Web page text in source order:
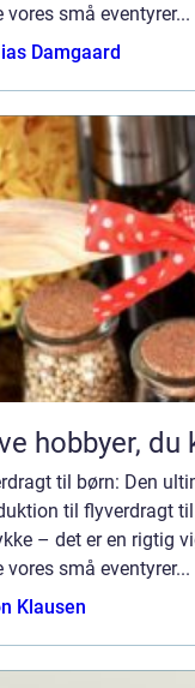
vores små eventyrer...
Damgaard
hobbyer,
til børn: Den
til flyverdragt
– det er en rigtig
vores små eventyrer...
Klausen